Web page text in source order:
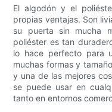
El algodón y el
propias ventajas. Son
su puerta sin mucha
poliéster es tan
lo hace perfecto para
muchas formas y
y una de las mejores
se puede usar en
tanto en entornos